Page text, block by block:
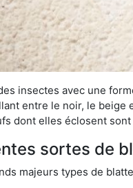
insectes avec une
entre le noir, le beige
dont elles éclosent sont
sortes de
majeurs types de